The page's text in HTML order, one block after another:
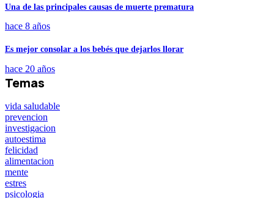
Una de las principales causas de muerte prematura
hace 8 años
Es mejor consolar a los bebés que dejarlos llorar
hace 20 años
Temas
vida saludable
prevencion
investigacion
autoestima
felicidad
alimentacion
mente
estres
psicologia